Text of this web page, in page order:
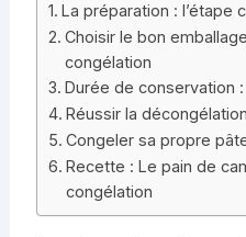
La préparation : l’étape
Choisir le bon
congélation
Durée de conservation
Réussir la
Congeler sa propre
Recette : Le pain de
congélation